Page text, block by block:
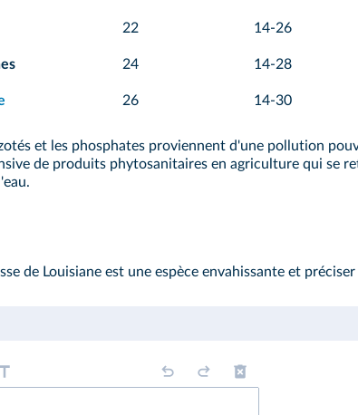
22 14-26
24 14-28
26 14-30
et les phosphates proviennent d'une pollution
de produits phytosanitaires en agriculture qui se
de Louisiane est une espèce envahissante et